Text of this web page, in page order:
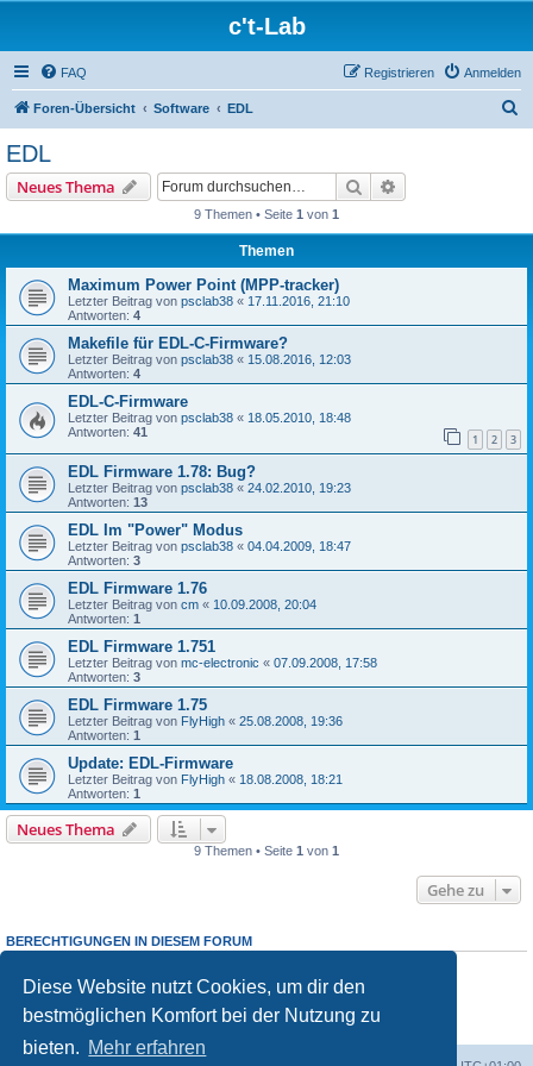
Diese Website nutzt Cookies, um dir den
bestmöglichen Komfort bei der Nutzung zu
bieten. Mehr erfahren
c't-Lab
FAQ Anmelden
Registrieren
Foren-Übersicht Software EDL
EDL
Neues Thema Suche
9 Themen • Seite 1 von 1
Themen
Maximum Power Point (MPP-tracker)
Letzter Beitrag von psclab38 « 17.11.2016, 21:10
Antworten: 4
Makefile für EDL-C-Firmware?
Letzter Beitrag von psclab38 « 15.08.2016, 12:03
Antworten: 4
EDL-C-Firmware
Letzter Beitrag von psclab38 « 18.05.2010, 18:48
Antworten: 41 1 2 3
EDL Firmware 1.78: Bug?
Letzter Beitrag von psclab38 « 24.02.2010, 19:23
Antworten: 13
EDL Im "Power" Modus
Letzter Beitrag von psclab38 « 04.04.2009, 18:47
Antworten: 3
EDL Firmware 1.76
Letzter Beitrag von cm « 10.09.2008, 20:04
Antworten: 1
EDL Firmware 1.751
Letzter Beitrag von mc-electronic « 07.09.2008, 17:58
Antworten: 3
EDL Firmware 1.75
Letzter Beitrag von FlyHigh « 25.08.2008, 19:36
Antworten: 1
Update: EDL-Firmware
Letzter Beitrag von FlyHigh « 18.08.2008, 18:21
Antworten: 1
Neues Thema
9 Themen • Seite 1 von 1
Gehe zu
BERECHTIGUNGEN IN DIESEM FORUM
Du darfst keineAntworten zu Themen in diesem Forum erstellen.
Du darfst deine Beiträge in diesem Forumnichtändern.
Du darfst deine Beiträge in diesem Forum nicht löschen.
keine